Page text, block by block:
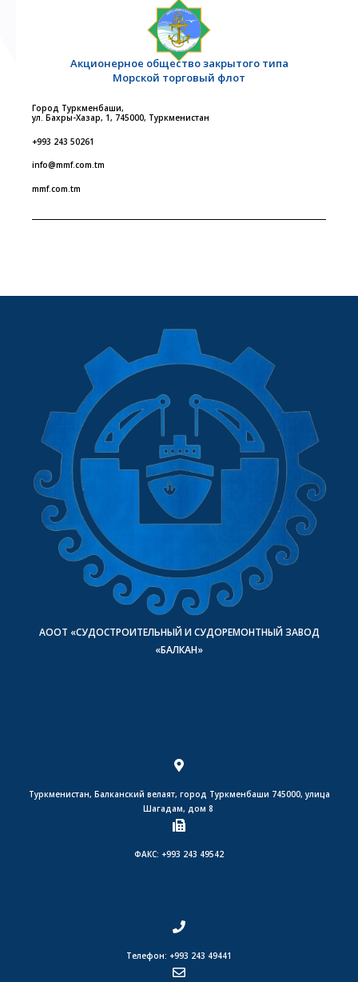
Акционерное общество закрытого типа
Морской торговый флот
Город Туркменбаши,
ул. Бахры-Хазар, 1, 745000, Туркменистан
+993 243 50261
info@mmf.com.tm
mmf.com.tm
АООТ «СУДОСТРОИТЕЛЬНЫЙ И СУДОРЕМОНТНЫЙ ЗАВОД
«БАЛКАН»
Туркменистан, Балканский велаят, город Туркменбаши 745000, улица
Шагадам, дом 8
ФАКС: +993 243 49542
Телефон: +993 243 49441